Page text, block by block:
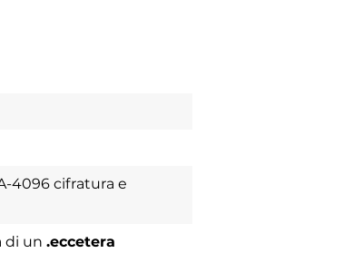
4096 cifratura e
di un .eccetera